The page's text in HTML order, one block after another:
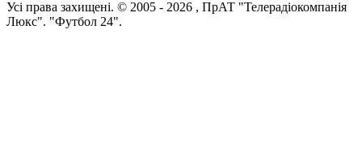
Усi права захищенi. © 2005 - 2026 , ПрАТ "Телерадіокомпанія
Люкс". "Футбол 24".